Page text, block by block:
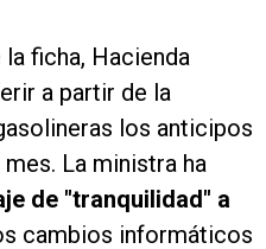
ficha, Hacienda
a partir de la
los anticipos
La ministra ha
de "tranquilidad" a
cambios informáticos